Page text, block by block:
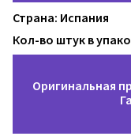
Страна: Испания
Кол-во штук в
Оригинальная